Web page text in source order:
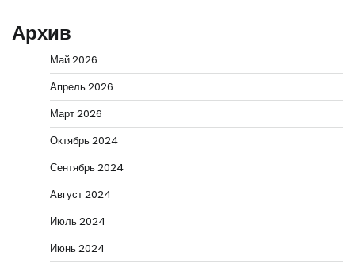
Архив
Май 2026
Апрель 2026
Март 2026
Октябрь 2024
Сентябрь 2024
Август 2024
Июль 2024
Июнь 2024